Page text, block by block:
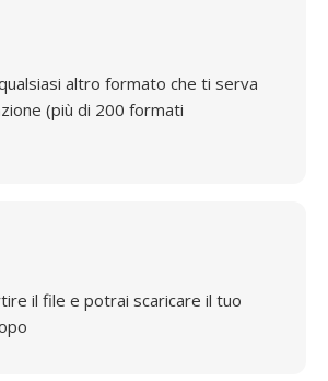
altro formato che ti serva
(più di 200 formati
il file e potrai scaricare il tuo